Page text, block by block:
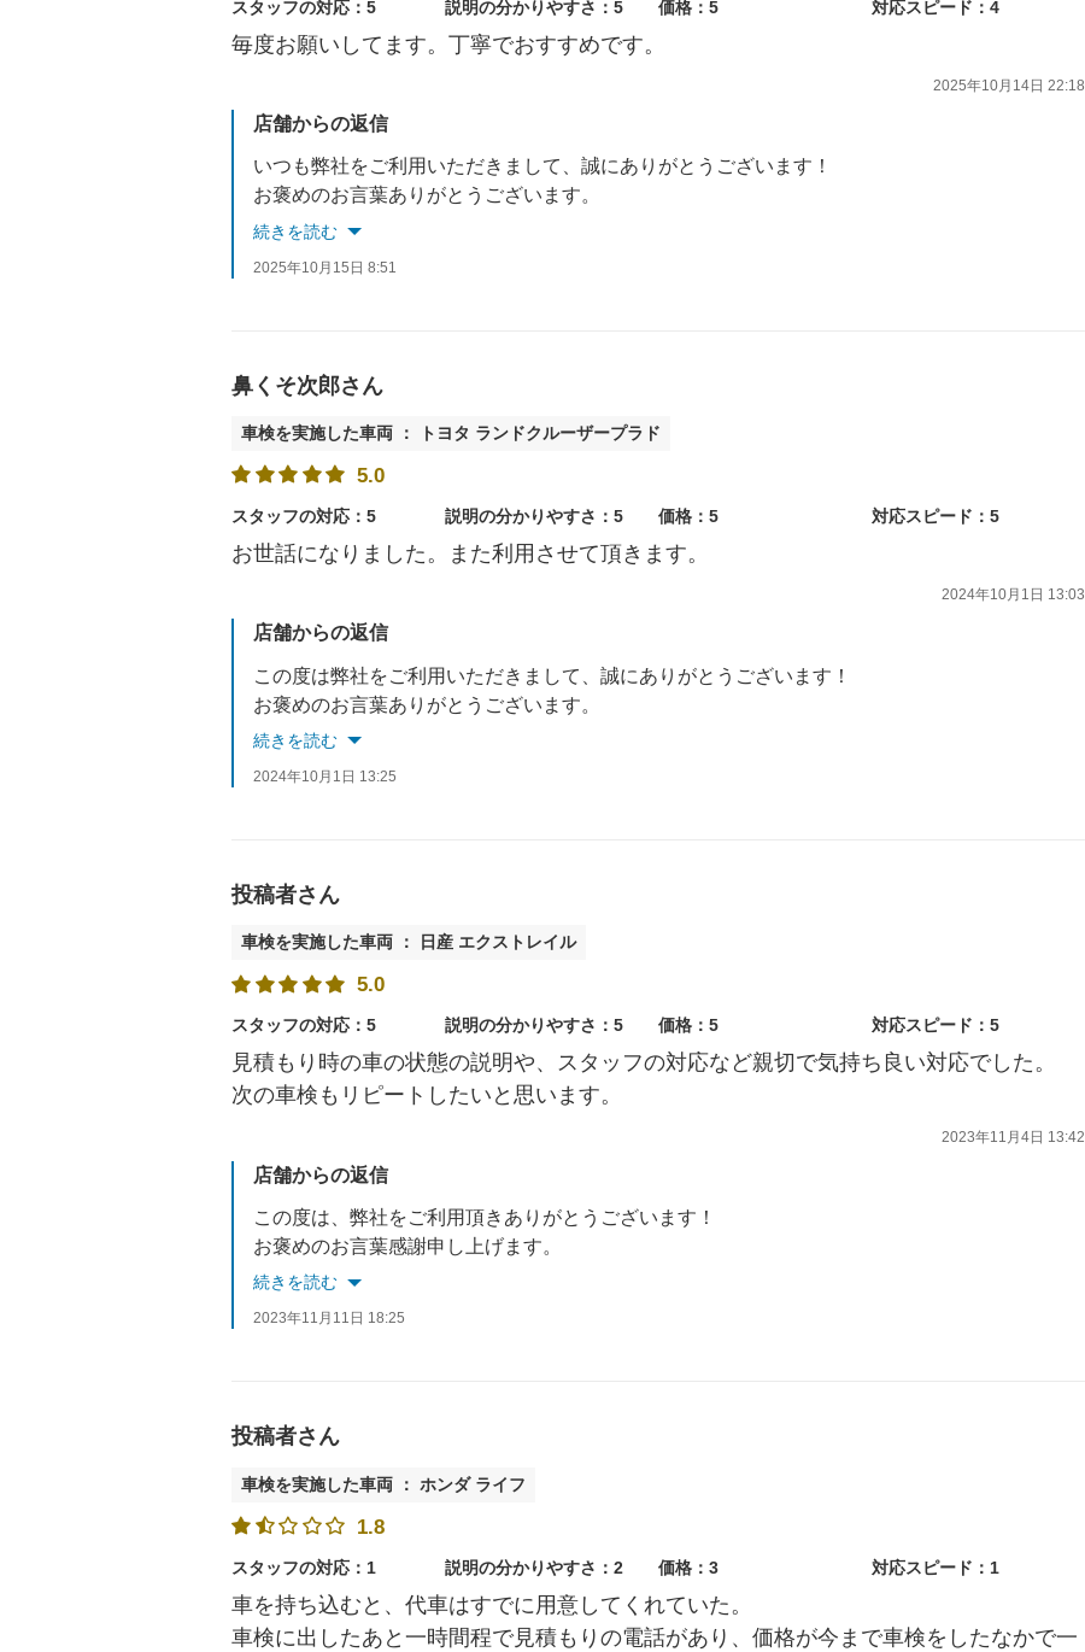
スタッフの対応：5 説明の分かりやすさ：5 価格：5 対応スピード：4
毎度お願いしてます。丁寧でおすすめです。
2025年10月14日 22:18
店舗からの返信
いつも弊社をご利用いただきまして、誠にありがとうございます！
お褒めのお言葉ありがとうございます。
これからもお客様に満足していただけるよう、日々精進して参ります。
またのご来店を心よりお待ちしております！
続きを読む
2025年10月15日 8:51
鼻くそ次郎さん
車検を実施した車両 ： トヨタ ランドクルーザープラド
5.0
スタッフの対応：5 説明の分かりやすさ：5 価格：5 対応スピード：5
お世話になりました。また利用させて頂きます。
2024年10月1日 13:03
店舗からの返信
この度は弊社をご利用いただきまして、誠にありがとうございます！
お褒めのお言葉ありがとうございます。
これからもお客様に満足していただけるよう、日々精進して参ります。
続きを読む
2024年10月1日 13:25
投稿者さん
車検を実施した車両 ： 日産 エクストレイル
5.0
スタッフの対応：5 説明の分かりやすさ：5 価格：5 対応スピード：5
見積もり時の車の状態の説明や、スタッフの対応など親切で気持ち良い対応でした。
次の車検もリピートしたいと思います。
2023年11月4日 13:42
店舗からの返信
この度は、弊社をご利用頂きありがとうございます！
お褒めのお言葉感謝申し上げます。
これからも、お客様に満足して頂ける接客を心がけていきたいと思います。
続きを読む
2023年11月11日 18:25
投稿者さん
車検を実施した車両 ： ホンダ ライフ
1.8
スタッフの対応：1 説明の分かりやすさ：2 価格：3 対応スピード：1
車を持ち込むと、代車はすでに用意してくれていた。
車検に出したあと一時間程で見積もりの電話があり、価格が今まで車検をしたなかで一